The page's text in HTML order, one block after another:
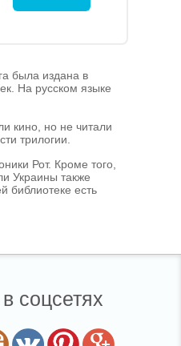
была издана в
На русском языке
кино, но не читали
трилогии.
Рот. Кроме того,
Украины также
библиотеке есть
соцсетях